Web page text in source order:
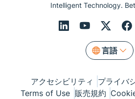
Intelligent Technology.
言語
アクセシビリティ
プライバ
Terms of Use 販売規約